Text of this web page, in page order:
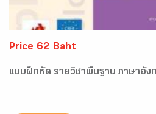
Price 62 Baht
แบบฝึกหัด รายวิชาพื้นฐาน ภาษาอัง